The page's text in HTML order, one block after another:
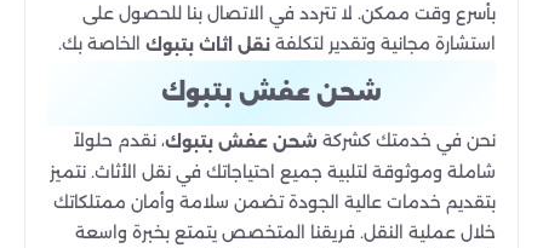
بأسرع وقت ممكن. لا تتردد في الاتصال بنا للحصول على
استشارة مجانية وتقدير لتكلفة نقل اثاث بتبوك الخاصة بك.
شحن عفش بتبوك
نحن في خدمتك كشركة شحن عفش بتبوك، نقدم حلولاً
شاملة وموثوقة لتلبية جميع احتياجاتك في نقل الأثاث. نتميز
بتقديم خدمات عالية الجودة تضمن سلامة وأمان ممتلكاتك
خلال عملية النقل. فريقنا المتخصص يتمتع بخبرة واسعة